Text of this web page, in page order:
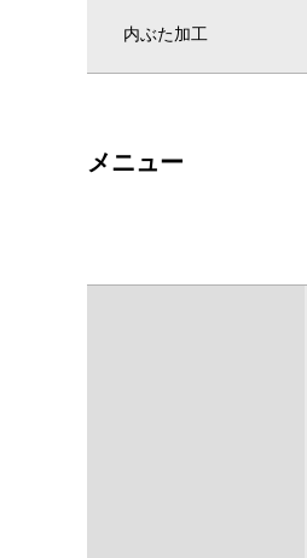
内ぶた加工
メニュー